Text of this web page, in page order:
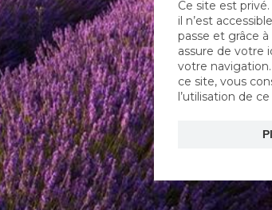
Ce site est
il n’est
passe et grâce
assure de votre
votre
ce site, vous
l’utilisation de